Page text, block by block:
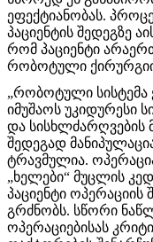
ეფექტიანობას.
პაციენტის შედეგზე
რომ პაციენტი
რობოტული
„რობოტული სისტემა
იმუშაოს უკიდურესი
და სისხლძარღვების
შედეგად
ტრავმულია.
„ხელები“ მუცლის
პაციენტი ოპერაციის
გრძნობს. სწორი
ოპერაციებისას